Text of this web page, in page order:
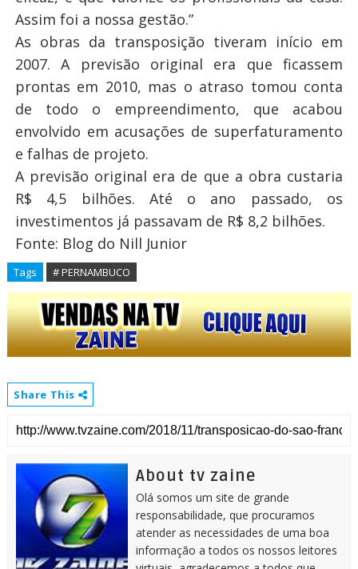
Assim foi a nossa gestão.”
As obras da transposição tiveram início em
2007. A previsão original era que ficassem
prontas em 2010, mas o atraso tomou conta
de todo o empreendimento, que acabou
envolvido em acusações de superfaturamento
e falhas de projeto.
A previsão original era de que a obra custaria
R$ 4,5 bilhões. Até o ano passado, os
investimentos já passavam de R$ 8,2 bilhões.
Fonte: Blog do Nill Junior
Tags # PERNAMBUCO
Share This
About tv zaine
Olá somos um site de grande
responsabilidade, que procuramos
atender as necessidades de uma boa
informação a todos os nossos leitores